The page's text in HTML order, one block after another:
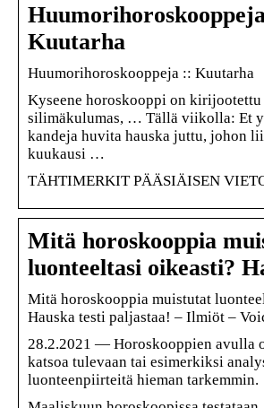
Kuutarha
Huumorihoroskooppeja :: Kuutarha
Kyseene horoskooppi on
silimäkulumas, … Tällä viikolla: Et
kandeja huvita hauska juttu, johon
kuukausi …
TÄHTIMERKIT PÄÄSIÄISEN
Mitä horoskooppia
luonteeltasi oikeasti?
Mitä horoskooppia muistutat
Hauska testi paljastaa! – Ilmiöt –
28.2.2021 — Horoskooppien avulla
katsoa tulevaan tai esimerkiksi
luonteenpiirteitä hieman tarkemmin.